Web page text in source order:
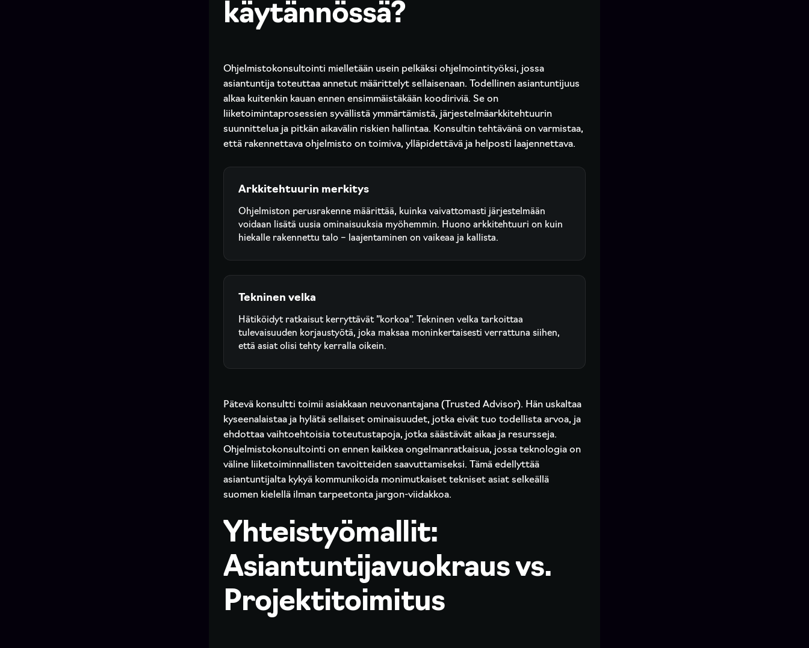
käytännössä?
Ohjelmistokonsultointi mielletään usein pelkäksi ohjelmointityöksi, jossa
asiantuntija toteuttaa annetut määrittelyt sellaisenaan. Todellinen asiantuntijuus
alkaa kuitenkin kauan ennen ensimmäistäkään koodiriviä. Se on
liiketoimintaprosessien syvällistä ymmärtämistä, järjestelmäarkkitehtuurin
suunnittelua ja pitkän aikavälin riskien hallintaa. Konsultin tehtävänä on varmistaa,
että rakennettava ohjelmisto on toimiva, ylläpidettävä ja helposti laajennettava.
Arkkitehtuurin merkitys
Ohjelmiston perusrakenne määrittää, kuinka vaivattomasti järjestelmään
voidaan lisätä uusia ominaisuuksia myöhemmin. Huono arkkitehtuuri on kuin
hiekalle rakennettu talo – laajentaminen on vaikeaa ja kallista.
Tekninen velka
Hätiköidyt ratkaisut kerryttävät ”korkoa”. Tekninen velka tarkoittaa
tulevaisuuden korjaustyötä, joka maksaa moninkertaisesti verrattuna siihen,
että asiat olisi tehty kerralla oikein.
Pätevä konsultti toimii asiakkaan neuvonantajana (Trusted Advisor). Hän uskaltaa
kyseenalaistaa ja hylätä sellaiset ominaisuudet, jotka eivät tuo todellista arvoa, ja
ehdottaa vaihtoehtoisia toteutustapoja, jotka säästävät aikaa ja resursseja.
Ohjelmistokonsultointi on ennen kaikkea ongelmanratkaisua, jossa teknologia on
väline liiketoiminnallisten tavoitteiden saavuttamiseksi. Tämä edellyttää
asiantuntijalta kykyä kommunikoida monimutkaiset tekniset asiat selkeällä
suomen kielellä ilman tarpeetonta jargon-viidakkoa.
Yhteistyömallit:
Asiantuntijavuokraus vs.
Projektitoimitus